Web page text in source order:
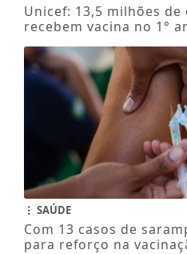
Unicef: 13,5 milhões de
recebem vacina no 1°
SAÚDE
Com 13 casos de
para reforço na